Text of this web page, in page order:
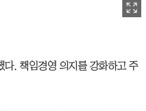
다. 책임경영 의지를 강화하고 주